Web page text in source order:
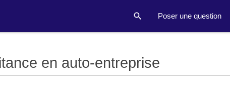
Poser une question
en auto-entreprise